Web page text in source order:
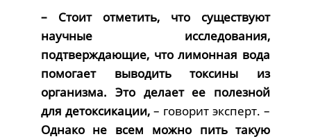
– Стоит отметить, что существуют
научные исследования,
подтверждающие, что лимонная вода
помогает выводить токсины из
организма. Это делает ее полезной
для детоксикации,– говорит эксперт. –
Однако не всем можно пить такую